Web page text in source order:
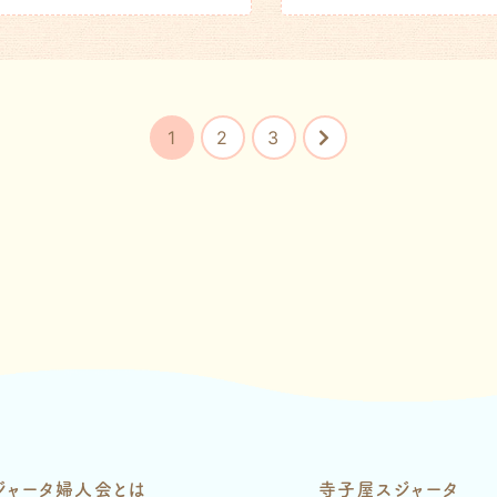
1 2 3
ャータ婦人会とは 寺子屋スジャータ